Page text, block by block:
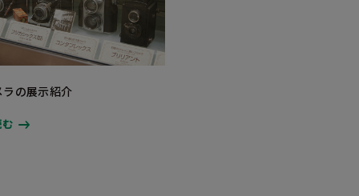
ラの展示紹介
む